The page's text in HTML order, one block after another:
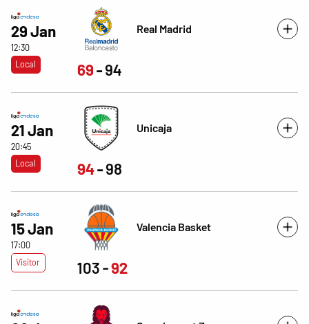
29 Jan
12:30
Local
Real Madrid
69 94
21 Jan
20:45
Local
Unicaja
94 98
15 Jan
17:00
Visitor
Valencia Basket
103 92